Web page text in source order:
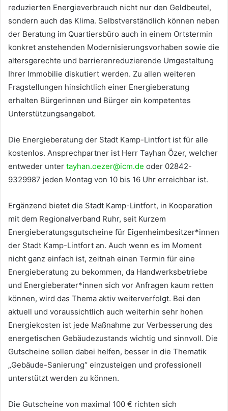
reduzierten Energieverbrauch nicht nur den Geldbeutel,
sondern auch das Klima. Selbstverständlich können neben
der Beratung im Quartiersbüro auch in einem Ortstermin
konkret anstehenden Modernisierungsvorhaben sowie die
altersgerechte und barrierenreduzierende Umgestaltung
Ihrer Immobilie diskutiert werden. Zu allen weiteren
Fragstellungen hinsichtlich einer Energieberatung
erhalten Bürgerinnen und Bürger ein kompetentes
Unterstützungsangebot.
Die Energieberatung der Stadt Kamp-Lintfort ist für alle
kostenlos. Ansprechpartner ist Herr Tayhan Özer, welcher
entweder unter tayhan.oezer@icm.de oder 02842-
9329987 jeden Montag von 10 bis 16 Uhr erreichbar ist.
Ergänzend bietet die Stadt Kamp-Lintfort, in Kooperation
mit dem Regionalverband Ruhr, seit Kurzem
Energieberatungsgutscheine für Eigenheimbesitzer*innen
der Stadt Kamp-Lintfort an. Auch wenn es im Moment
nicht ganz einfach ist, zeitnah einen Termin für eine
Energieberatung zu bekommen, da Handwerksbetriebe
und Energieberater*innen sich vor Anfragen kaum retten
können, wird das Thema aktiv weiterverfolgt. Bei den
aktuell und voraussichtlich auch weiterhin sehr hohen
Energiekosten ist jede Maßnahme zur Verbesserung des
energetischen Gebäudezustands wichtig und sinnvoll. Die
Gutscheine sollen dabei helfen, besser in die Thematik
„Gebäude-Sanierung“ einzusteigen und professionell
unterstützt werden zu können.
Die Gutscheine von maximal 100 € richten sich